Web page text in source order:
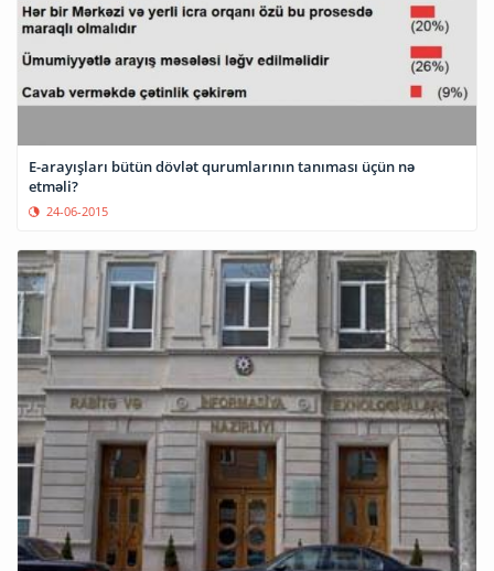
E-arayışları bütün dövlət qurumlarının tanıması üçün nə
etməli?
24-06-2015